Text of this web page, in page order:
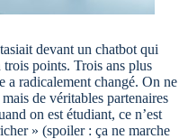
devant un chatbot qui
points. Trois ans plus
a radicalement changé. On ne
de véritables partenaires
on est étudiant, ce n’est
» (spoiler : ça ne marche